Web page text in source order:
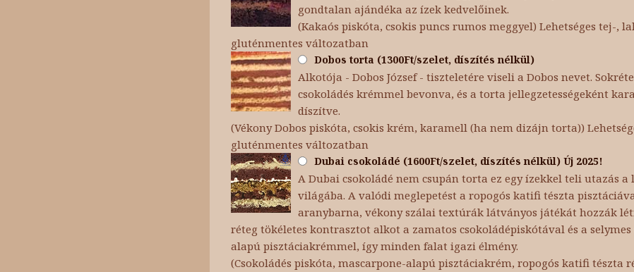
gondtalan ajándéka az ízek kedvelőinek.
(Kakaós piskóta, csokis puncs rumos meggyel) Lehetséges tej-,
gluténmentes változatban
Dobos torta (1300Ft/szelet, díszítés nélkül)
Alkotója - Dobos József - tiszteletére viseli a Dobos nevet.
csokoládés krémmel bevonva, és a torta jellegzetességeként
díszítve.
(Vékony Dobos piskóta, csokis krém, karamell (ha nem dizájn torta))
gluténmentes változatban
Dubai csokoládé (1600Ft/szelet, díszítés nélkül) Új 2025!
A Dubai csokoládé nem csupán torta ez egy ízekkel teli utazás a
világába. A valódi meglepetést a ropogós katifi tészta
aranybarna, vékony szálai textúrák látványos játékát hozzák
réteg tökéletes kontrasztot alkot a zamatos csokoládépiskótával és a selymes
alapú pisztáciakrémmel, így minden falat igazi élmény.
(Csokoládés piskóta, mascarpone-alapú pisztáciakrém, ropogós katifi tészta